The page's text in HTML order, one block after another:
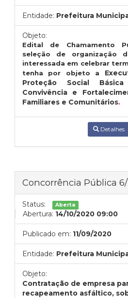
Entidade: Prefeitura
Objeto:
Edital de Chamamento
seleção de organização
interessada em celebrar
tenha por objeto a
Proteção Social
Convivência e
Familiares e Comunitários.
Detalhes
Concorrência Pública
Status: Aberta
Abertura: 14/10/2020 09:00
Publicado em: 11/09/2020
Entidade: Prefeitura
Objeto:
Contratação de empresa
recapeamento asfáltico,